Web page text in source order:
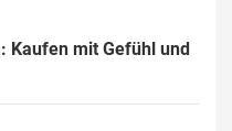
Kaufen mit Gefühl und